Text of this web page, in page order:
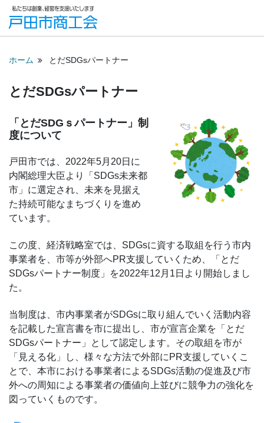
ホーム とだSDGsパートナー
とだSDGsパートナー
「とだSDGｓパートナー」制
度について
戸田市では、2022年5月20日に
内閣総理大臣より「SDGs未来都
市」に選定され、未来を見据え
た持続可能なまちづくりを進め
ています。
この度、経済戦略室では、SDGsに資する取組を行う市内
事業者を、市等が外部へPR支援していくため、「とだ
SDGsパートナー制度」を2022年12月1日より開始しまし
た。
当制度は、市内事業者がSDGsに取り組んでいく活動内容
を記載した宣言書を市に提出し、市が宣言企業を「とだ
SDGsパートナー」として認定します。その取組を市が
「見える化」し、様々な方法で外部にPR支援していくこ
とで、本市における事業者によるSDGs活動の促進及び市
外への周知による事業者の価値向上並びに競争力の強化を
図っていくものです。